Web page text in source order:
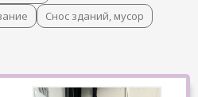
Снос зданий, мусор